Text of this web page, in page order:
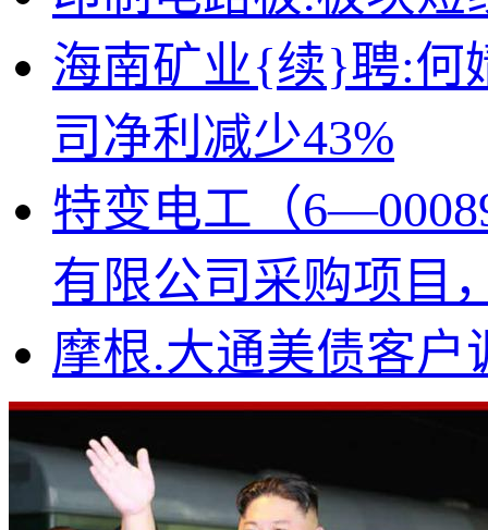
海南矿业{续}聘:何
司净利减少43%
特变电工（
有限公司采购项目
摩根.大通美债客户